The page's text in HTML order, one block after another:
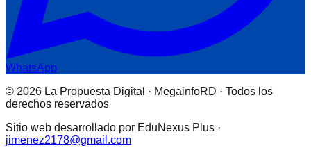
WhatsApp
© 2026 La Propuesta Digital · MegainfoRD · Todos los
derechos reservados
Sitio web desarrollado por EduNexus Plus ·
jimenez2178@gmail.com